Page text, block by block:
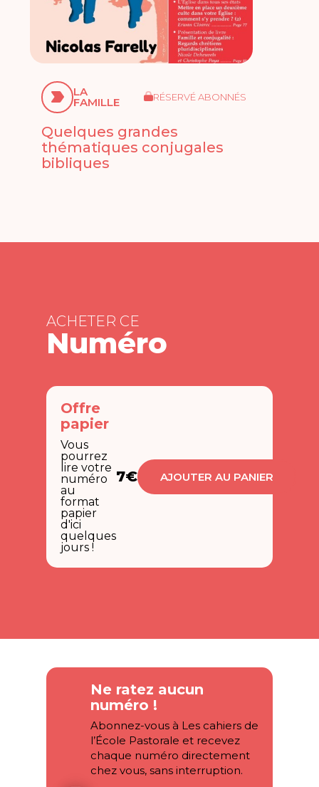
LA
FAMILLE RÉSERVÉ ABONNÉS
Quelques grandes
thématiques conjugales
bibliques
ACHETER CE
Numéro
Offre
papier
Vous
pourrez
lire votre
numéro
au
format
papier
d'ici
quelques
jours !
7€ AJOUTER AU PANIER
Ne ratez aucun
numéro !
Abonnez-vous à Les cahiers de
l’École Pastorale et recevez
chaque numéro directement
chez vous, sans interruption.